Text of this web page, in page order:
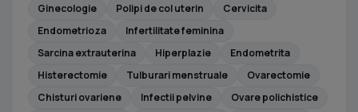
Ginecologie Polipi de col uterin
Cervicita
Endometrioza
Infertilitate feminina
Sarcina extrauterina
Hiperplazie
Endometrita
Histerectomie
Tulburari menstruale
Ovarectomie
Chisturi ovariene
Infectii pelvine
Ovare polichistice